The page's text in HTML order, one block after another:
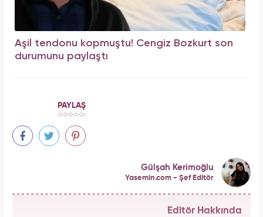
Aşil tendonu kopmuştu! Cengiz Bozkurt son
durumunu paylaştı
PAYLAŞ
Gülşah Kerimoğlu
Yasemin.com - Şef Editör
Editör Hakkında